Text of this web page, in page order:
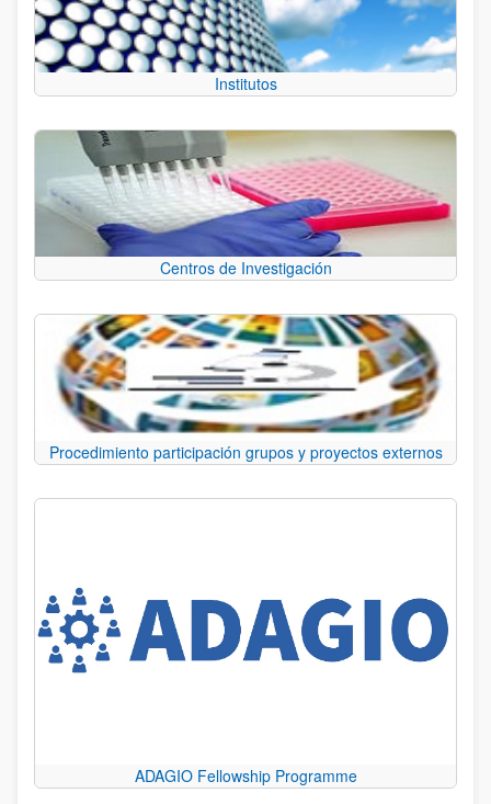
Institutos
Centros de Investigación
Procedimiento participación grupos y proyectos externos
ADAGIO Fellowship Programme